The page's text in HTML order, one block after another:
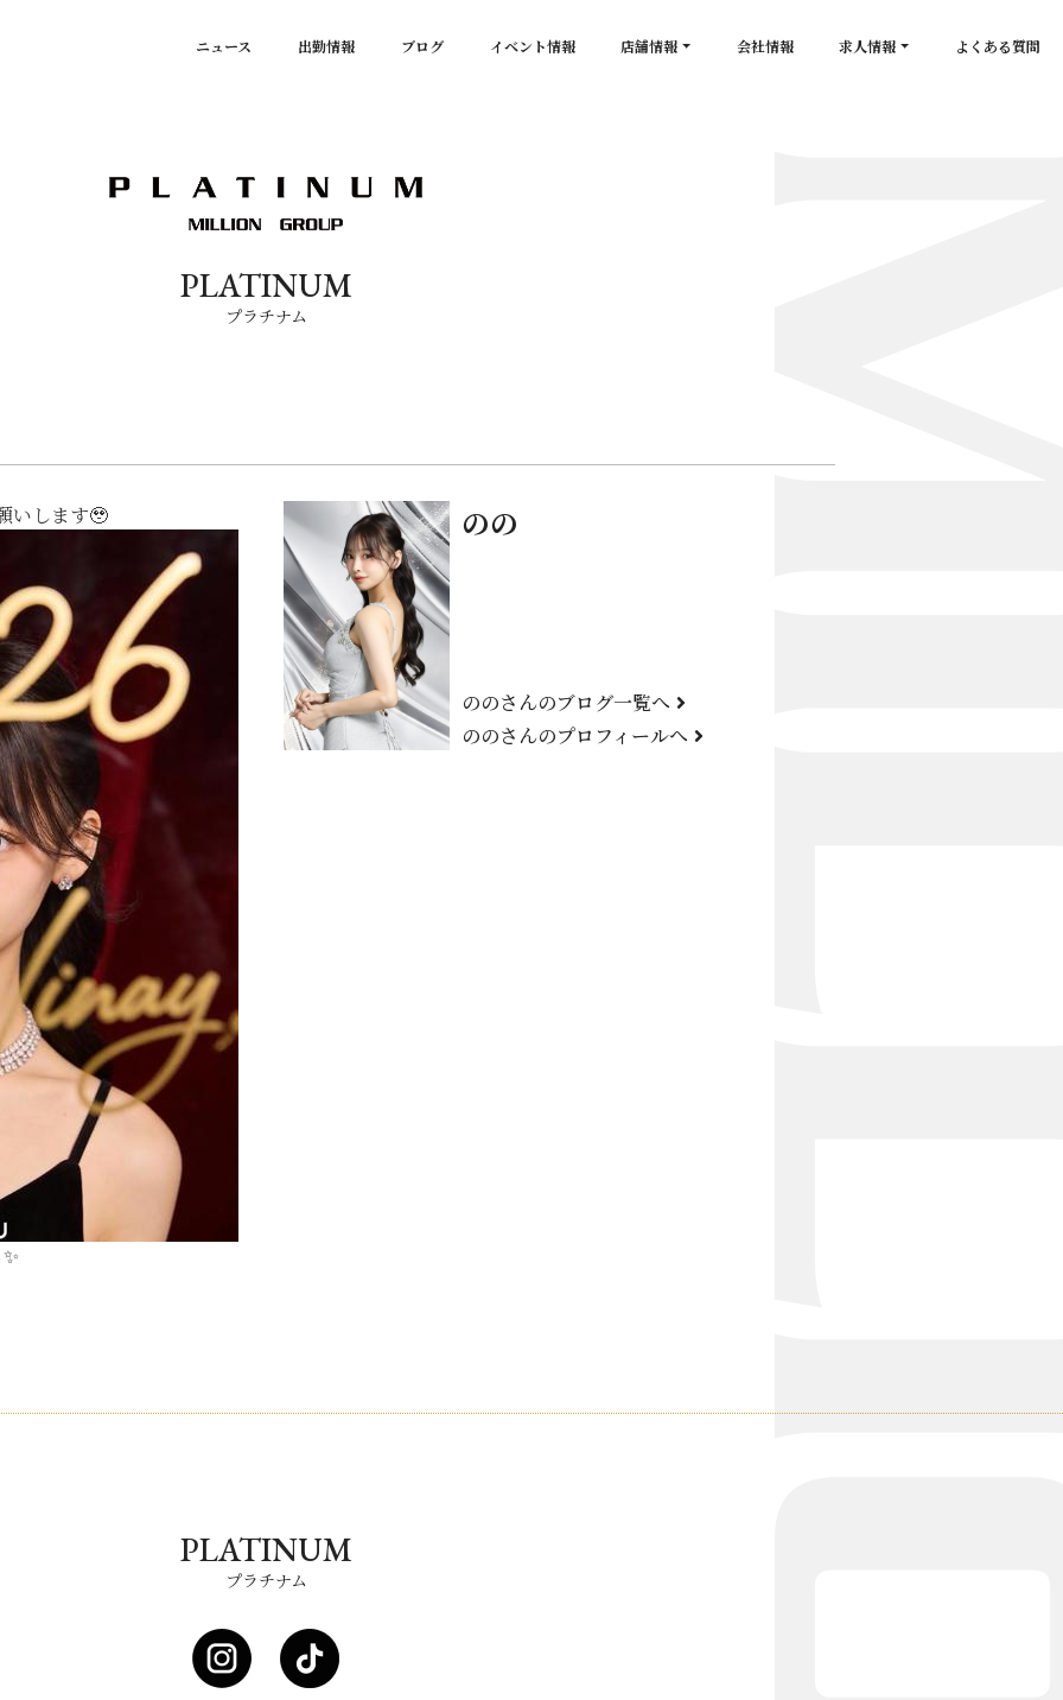
ニュース 出勤情報 ブログ イベント情報 店舗情報
KARMA
会社情報 求人情報 よくある質問
PLATINUM
プラチナム
いします🥹 のの
ののさんのブログ一覧へ
ののさんのプロフィールへ
PLATINUM
プラチナム